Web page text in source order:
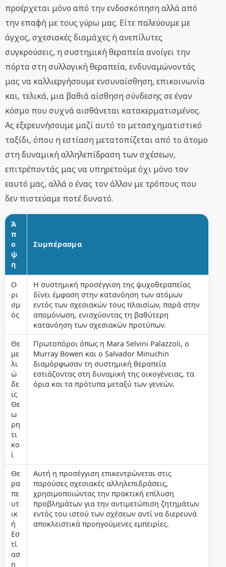
προέρχεται μόνο από την ενδοσκόπηση αλλά από
την επαφή με τους γύρω μας. Είτε παλεύουμε με
άγχος, σχεσιακές διαμάχες ή ανεπίλυτες
συγκρούσεις, η συστημική θεραπεία ανοίγει την
πόρτα στη συλλογική θεραπεία, ενδυναμώνοντάς
μας να καλλιεργήσουμε ενσυναίσθηση, επικοινωνία
και, τελικά, μια βαθιά αίσθηση σύνδεσης σε έναν
κόσμο που συχνά αισθάνεται κατακερματισμένος.
Ας εξερευνήσουμε μαζί αυτό το μετασχηματιστικό
ταξίδι, όπου η εστίαση μετατοπίζεται από το άτομο
στη δυναμική αλληλεπίδραση των σχέσεων,
επιτρέποντάς μας να υπηρετούμε όχι μόνο τον
εαυτό μας, αλλά ο ένας τον άλλον με τρόπους που
δεν πιστεύαμε ποτέ δυνατό.
Ά
π
ο
ψ
η
Συμπέρασμα
Ο
ρι
σμ
ός
Η συστημική προσέγγιση της ψυχοθεραπείας
δίνει έμφαση στην κατανόηση των ατόμων
εντός των σχεσιακών τους πλαισίων, παρά στην
απομόνωση, ενισχύοντας τη βαθύτερη
κατανόηση των σχεσιακών προτύπων.
Θε
με
λι
ώ
δε
ις
Θε
ω
ρη
τι
κο
ί
Πρωτοπόροι όπως η Mara Selvini Palazzoli, ο
Murray Bowen και ο Salvador Minuchin
διαμόρφωσαν τη συστημική θεραπεία
εστιάζοντας στη δυναμική της οικογένειας, τα
όρια και τα πρότυπα μεταξύ των γενεών.
Θε
ρα
πε
υτ
ικ
ή
Εσ
τί
ασ
η
Αυτή η προσέγγιση επικεντρώνεται στις
παρούσες σχεσιακές αλληλεπιδράσεις,
χρησιμοποιώντας την πρακτική επίλυση
προβλημάτων για την αντιμετώπιση ζητημάτων
εντός του ιστού των σχέσεων αντί να διερευνά
αποκλειστικά προηγούμενες εμπειρίες.